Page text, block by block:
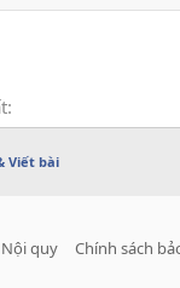
Viết bài
quy Chính sách